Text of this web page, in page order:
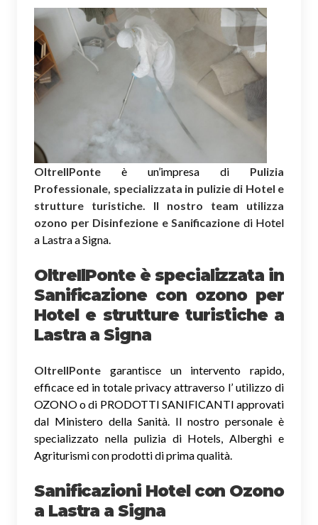
OltreIlPonte è un’impresa di Pulizia
Professionale, specializzata in pulizie di Hotel e
strutture turistiche. Il nostro team utilizza
ozono per Disinfezione e Sanificazione di Hotel
a Lastra a Signa.
OltreIlPonte è specializzata in
Sanificazione con ozono per
Hotel e strutture turistiche a
Lastra a Signa
OltreIlPonte garantisce un intervento rapido,
efficace ed in totale privacy attraverso l’ utilizzo di
OZONO o di PRODOTTI SANIFICANTI approvati
dal Ministero della Sanità. Il nostro personale è
specializzato nella pulizia di Hotels, Alberghi e
Agriturismi con prodotti di prima qualità.
Sanificazioni Hotel con Ozono
a Lastra a Signa